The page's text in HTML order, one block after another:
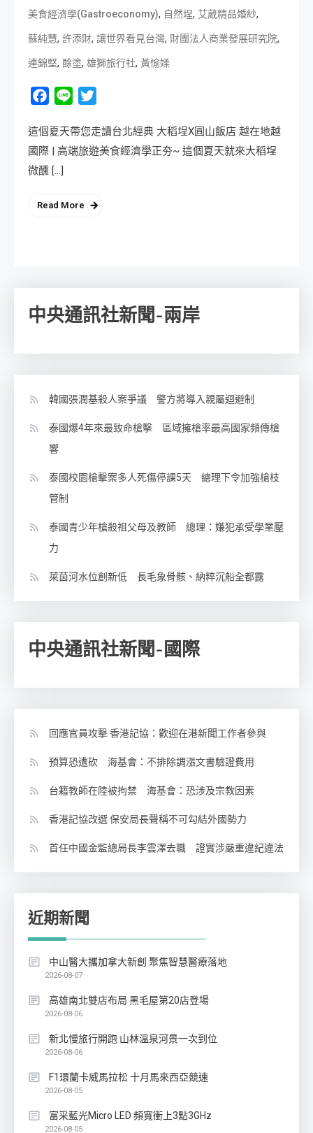
美食經濟學(Gastroeconomy), 自然埕, 艾葳精品婚紗,
蘇純慧, 許添財, 讓世界看見台灣, 財團法人商業發展研究院,
連錦堅, 酴塗, 雄獅旅行社, 黃愉媃
Facebook
Line
這個夏天帶您走讀台北經典 大稻埕X圓山飯店 越在地越
國際 | 高端旅遊美食經濟學正夯~ 這個夏天就來大稻埕
微醺 […]
Read More
中央通訊社新聞-兩岸
韓國張潤基殺人案爭議 警方將導入親屬迴避制
泰國爆4年來最致命槍擊 區域擁槍率最高國家頻傳槍
響
泰國校園槍擊案多人死傷停課5天 總理下令加強槍枝
管制
泰國青少年槍殺祖父母及教師 總理：嫌犯承受學業壓
力
萊茵河水位創新低 長毛象骨骸、納粹沉船全都露
中央通訊社新聞-國際
回應官員攻擊 香港記協：歡迎在港新聞工作者參與
預算恐遭砍 海基會：不排除調漲文書驗證費用
台籍教師在陸被拘禁 海基會：恐涉及宗教因素
香港記協改選 保安局長聲稱不可勾結外國勢力
首任中國金監總局長李雲澤去職 證實涉嚴重違紀違法
近期新聞
中山醫大攜加拿大新創 聚焦智慧醫療落地
2026-08-07
高雄南北雙店布局 黑毛屋第20店登場
2026-08-06
新北慢旅行開跑 山林溫泉河景一次到位
2026-08-06
F1環蘭卡威馬拉松 十月馬來西亞競速
2026-08-05
富采藍光Micro LED 頻寬衝上3點3GHz
2026-08-05